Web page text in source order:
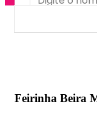
Feirinha Beira